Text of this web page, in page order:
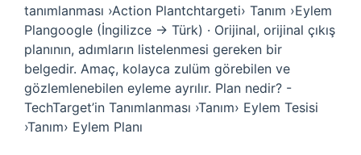
tanımlanması ›Action Plantchtargeti› Tanım ›Eylem
Plangoogle (İngilizce → Türk) · Orijinal, orijinal çıkış
planının, adımların listelenmesi gereken bir
belgedir. Amaç, kolayca zulüm görebilen ve
gözlemlenebilen eyleme ayrılır. Plan nedir? -
TechTarget’in Tanımlanması ›Tanım› Eylem Tesisi
›Tanım› Eylem Planı